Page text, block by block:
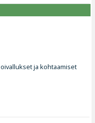
ja kohtaamiset